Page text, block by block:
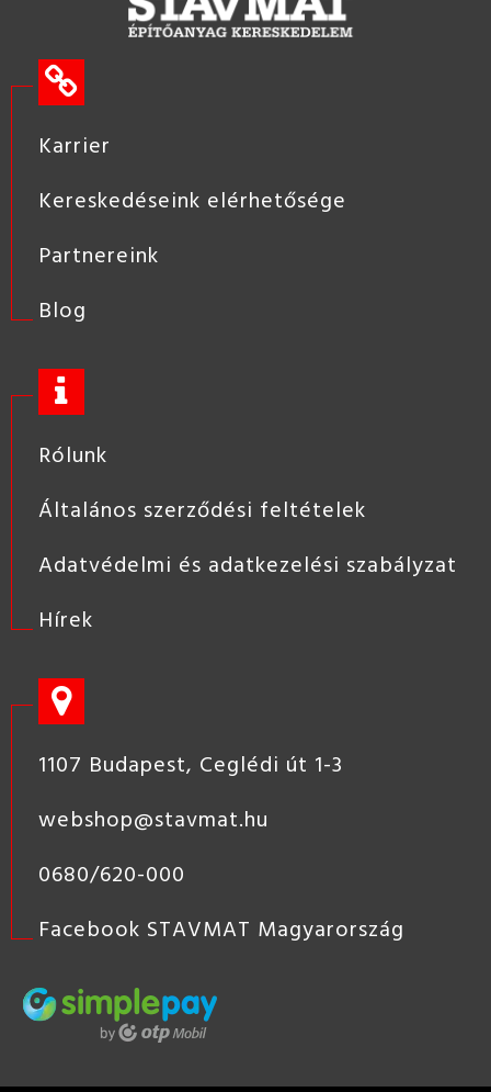
Karrier
Kereskedéseink elérhetősége
Partnereink
Blog
Rólunk
Általános szerződési feltételek
Adatvédelmi és adatkezelési szabályzat
Hírek
1107 Budapest, Ceglédi út 1-3
webshop@stavmat.hu
0680/620-000
Facebook STAVMAT Magyarország